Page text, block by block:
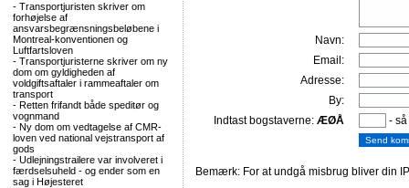
- Transportjuristen skriver om
forhøjelse af
ansvarsbegrænsningsbeløbene i
Montreal-konventionen og
Luftfartsloven
- Transportjuristerne skriver om ny
dom om gyldigheden af
voldgiftsaftaler i rammeaftaler om
transport
- Retten frifandt både speditør og
vognmand
- Ny dom om vedtagelse af CMR-
loven ved national vejstransport af
gods
- Udlejningstrailere var involveret i
færdselsuheld - og ender som en
sag i Højesteret
Navn:
Email:
Adresse:
By:
Indtast bogstaverne: ÆØÅ -
Bemærk: For at undgå misbrug bliver din